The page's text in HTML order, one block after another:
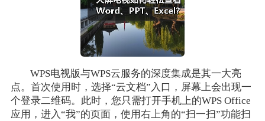
WPS电视版与WPS云服务的深度集成是其一大亮
点。首次使用时，选择“云文档”入口，屏幕上会出现一
个登录二维码。此时，您只需打开手机上的WPS Office
应用，进入“我”的页面，使用右上角的“扫一扫”功能扫